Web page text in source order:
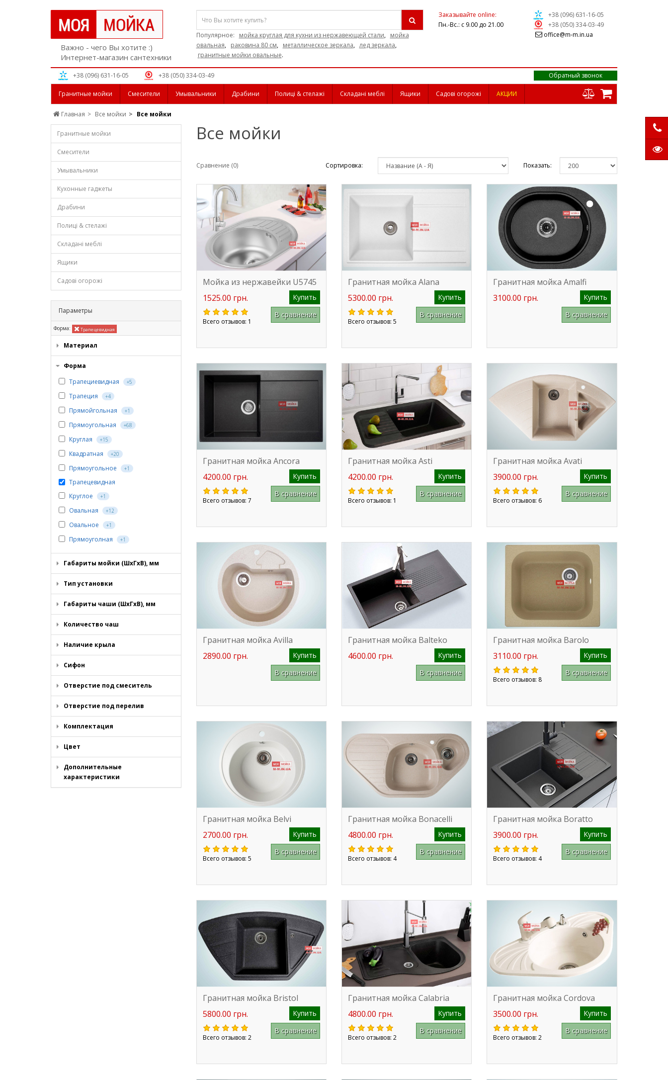
Важно - чего Вы хотите :)
Интернет-магазин сантехники
Популярное: мойка круглая для кухни из нержавеющей стали, мойка
овальная, раковина 80 см, металлическое зеркала, лед зеркала,
гранитные мойки овальные.
Заказывайте online:
Пн.-Вс.: с 9.00 до 21.00
+38 (096) 631-16-05
+38 (050) 334-03-49
office@m-m.in.ua
+38 (096) 631-16-05 +38 (050) 334-03-49 Обратный звонок
Гранитные мойки Смесители Умывальники Драбини Полиці & стелажі Складані меблі Ящики Садові огорожі АКЦИИ
Главная Все мойки Все мойки
Гранитные мойки
Смесители
Умывальники
Кухонные гаджеты
Драбини
Полиці & стелажі
Складані меблі
Ящики
Садові огорожі
Параметры
Форма: Трапецевидная
Материал
Форма
Трапециевидная
+5
Трапеция +4
Прямойгольная +1
Прямоугольная +68
Круглая +15
Квадратная +20
Прямоугольное +1
Трапецевидная
Круглое
+1
Овальная +12
Овальное +1
Прямоуголная +1
Габариты мойки (ШхГхВ), мм
Тип установки
Габариты чаши (ШхГхВ), мм
Количество чаш
Наличие крыла
Сифон
Отверстие под смеситель
Отверстие под перелив
Комплектация
Цвет
Дополнительные
характеристики
Все мойки
Сравнение (0) Сортировка: Показать:
Мойка из нержавейки U5745
1525.00 грн.
Купить
Всего отзывов: 1
В сравнение
Гранитная мойка Alana
5300.00 грн.
Купить
Всего отзывов: 5
В сравнение
Гранитная мойка Amalfi
3100.00 грн.
Купить
В сравнение
Гранитная мойка Ancora
4200.00 грн.
Купить
Всего отзывов: 7
В сравнение
Гранитная мойка Asti
4200.00 грн.
Купить
Всего отзывов: 1
В сравнение
Гранитная мойка Avati
3900.00 грн.
Купить
Всего отзывов: 6
В сравнение
Гранитная мойка Avilla
2890.00 грн.
Купить
В сравнение
Гранитная мойка Balteko
4600.00 грн.
Купить
В сравнение
Гранитная мойка Barolo
3110.00 грн.
Купить
Всего отзывов: 8
В сравнение
Гранитная мойка Belvi
2700.00 грн.
Купить
Всего отзывов: 5
В сравнение
Гранитная мойка Bonacelli
4800.00 грн.
Купить
Всего отзывов: 4
В сравнение
Гранитная мойка Boratto
3900.00 грн.
Купить
Всего отзывов: 4
В сравнение
Гранитная мойка Bristol
5800.00 грн.
Купить
Всего отзывов: 2
В сравнение
Гранитная мойка Calabria
4800.00 грн.
Купить
Всего отзывов: 2
В сравнение
Гранитная мойка Cordova
3500.00 грн.
Купить
Всего отзывов: 2
В сравнение